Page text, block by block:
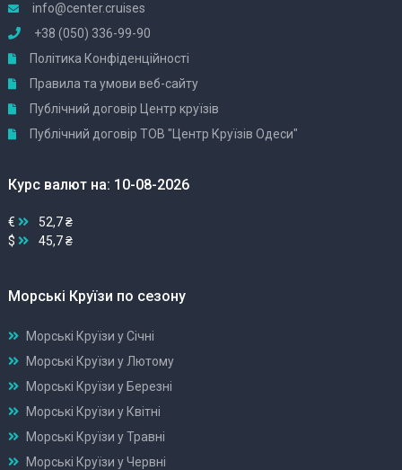
info@center.cruises
+38 (050) 336-99-90
Політика Конфіденційності
Правила та умови веб-сайту
Публічний договір Центр круїзів
Публічний договір ТОВ "Центр Круїзів Одеси"
Курс валют на: 10-08-2026
€
52,7 ₴
$
45,7 ₴
Морські Круїзи по сезону
Морські Круїзи у Січні
Морські Круїзи у Лютому
Морські Круїзи у Березні
Морські Круїзи у Квітні
Морські Круїзи у Травні
Морські Круїзи у Червні